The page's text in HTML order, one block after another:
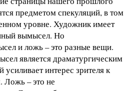
предметом спекуляций, в том
уровне. Художник имеет
вымысел. Но
и ложь – это разные вещи.
является драматургическим
интерес зрителя к
Ложь – это не